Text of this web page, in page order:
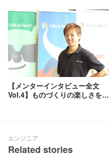
【メンターインタビュー全文
Vol.4】ものづくりの楽しさを共
エンジニア
Related stories